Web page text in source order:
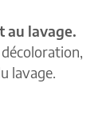
au lavage.
décoloration,
lavage.